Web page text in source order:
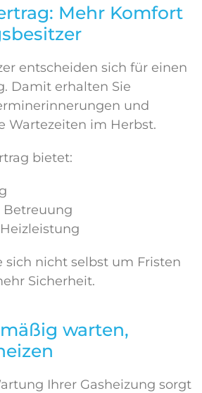
Mehr Komfort
entscheiden sich für einen
Damit erhalten Sie
und
Wartezeiten im Herbst.
bietet:
sich nicht selbst um Fristen
Sicherheit.
warten,
Ihrer Gasheizung sorgt